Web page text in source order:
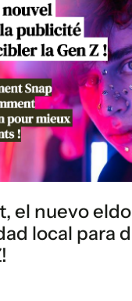
el nuevo
local para